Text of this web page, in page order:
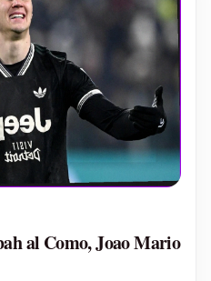
al Como, Joao Mario